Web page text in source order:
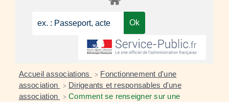
Accueil associations > Fonctionnement d'une
association
> Dirigeants et responsables d'une
association
> Comment se renseigner sur une